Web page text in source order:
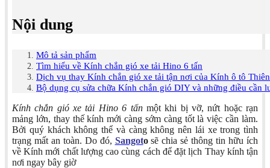
Nội dung
Mô tả sản phẩm
Tìm hiểu về Kính chắn gió xe tải Hino 6 tấn
Dịch vụ thay Kính chắn gió xe tải tận nơi của Kính ô tô
Bộ dụng cụ sửa chữa Kính chắn gió DIY và những điều cần
Kính chắn gió xe tải Hino 6 tấnmột khi bị vỡ, nứt hoặc rạn
mảng lớn, thay thế kính mới càng sớm càng tốt là việc cần làm.
Bởi quý khách không thể và càng không nên lái xe trong tình
trạng mất an toàn. Do đó, Sangotosẽ chia sẻ thông tin hữu ích
về Kính mới chất lượng cao cùng cách để đặt lịch Thay kính tận
nơi ngay bây giờ